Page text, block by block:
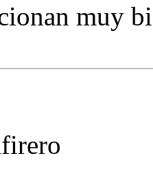
muy